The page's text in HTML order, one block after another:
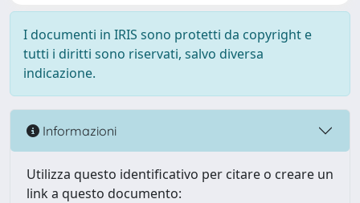
I documenti in IRIS sono protetti da copyright e
tutti i diritti sono riservati, salvo diversa
indicazione.
Informazioni
Utilizza questo identificativo per citare o creare un
link a questo documento: